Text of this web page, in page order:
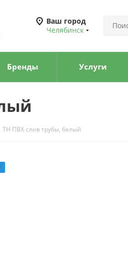
Ваш город
Челябинск
Бренды Услуги
ТН ПВХ слив трубы, белый